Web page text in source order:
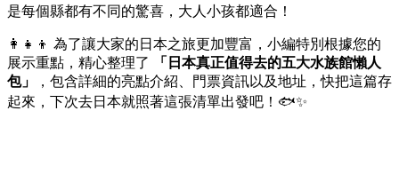
是每個縣都有不同的驚喜， 大人小孩都適合！
👩‍👧‍👦 為了讓大家的日本之旅更加豐富， 小編特別根據您的
展示重點， 精心整理了
「日本真正值得去的五大水族館懶人
包」
， 包含詳細的亮點介紹、 門票資訊以及地址，快把這篇存
起來， 下次去日本就照著這張清單出發吧！🐟✨